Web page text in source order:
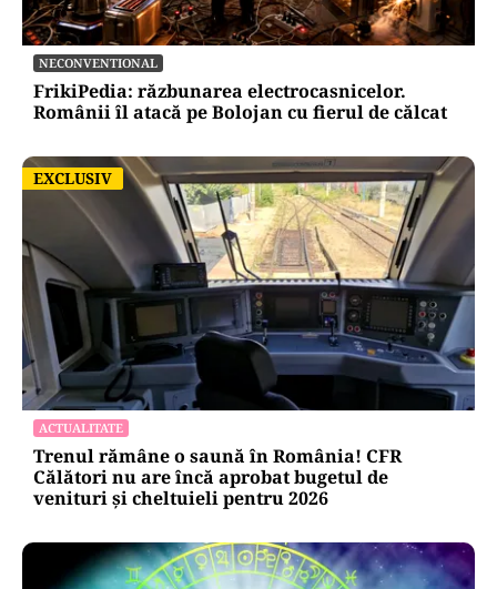
NECONVENTIONAL
FrikiPedia: răzbunarea electrocasnicelor.
Românii îl atacă pe Bolojan cu fierul de călcat
EXCLUSIV
EXCLUSIV
ACTUALITATE
Trenul rămâne o saună în România! CFR
Călători nu are încă aprobat bugetul de
venituri și cheltuieli pentru 2026